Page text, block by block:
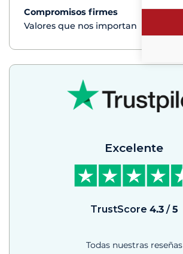
Compromisos firmes
Valores que nos importan
Excelente
TrustScore 4.3/ 5
Todas nuestras reseñas